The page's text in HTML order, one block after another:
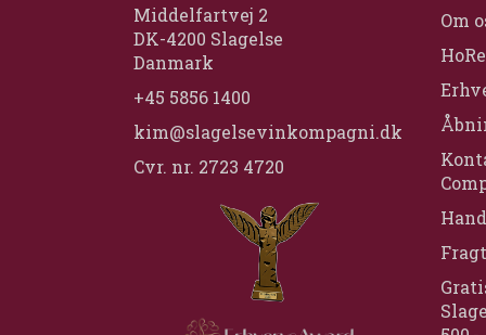
Middelfartvej 2
DK-4200 Slagelse
Danmark
+45 5856 1400
kim@slagelsevinkompagni.dk
Cvr. nr. 2723 4720
Om
Fragt